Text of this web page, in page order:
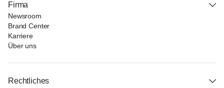
Firma
Newsroom
Brand Center
Karriere
Über uns
Rechtliches